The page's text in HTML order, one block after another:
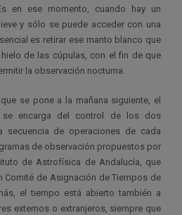
en ese momento, cuando hay un
y sólo se puede acceder con una
es retirar ese manto blanco que
de las cúpulas, con el fin de que
la observación nocturna.
se pone a la mañana siguiente, el
se encarga del control de los dos
secuencia de operaciones de cada
de observación propuestos por
de Astrofísica de Andalucía, que
Comité de Asignación de Tiempos de
el tiempo está abierto también a
externos o extranjeros, siempre que